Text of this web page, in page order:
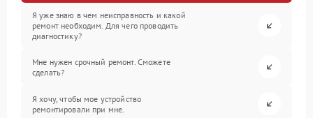
Я уже знаю в чем неисправность и какой
ремонт необходим. Для чего проводить
диагностику?
Мне нужен срочный ремонт. Сможете
сделать?
Я хочу, чтобы мое устройство
ремонтировали при мне.